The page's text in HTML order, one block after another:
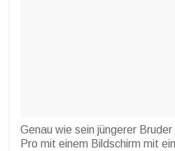
Genau wie sein jüngerer
Pro mit einem Bildschirm mit